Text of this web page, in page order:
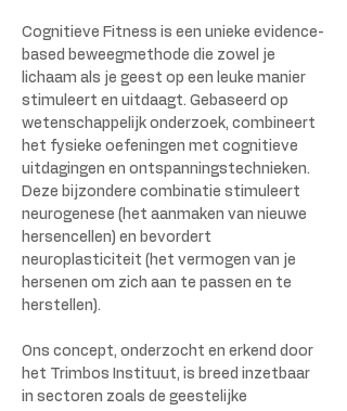
Cognitieve Fitness is een unieke evidence-
based beweegmethode die zowel je
lichaam als je geest op een leuke manier
stimuleert en uitdaagt. Gebaseerd op
wetenschappelijk onderzoek, combineert
het fysieke oefeningen met cognitieve
uitdagingen en ontspanningstechnieken.
Deze bijzondere combinatie stimuleert
neurogenese (het aanmaken van nieuwe
hersencellen) en bevordert
neuroplasticiteit (het vermogen van je
hersenen om zich aan te passen en te
herstellen).
Ons concept, onderzocht en erkend door
het Trimbos Instituut, is breed inzetbaar
in sectoren zoals de geestelijke